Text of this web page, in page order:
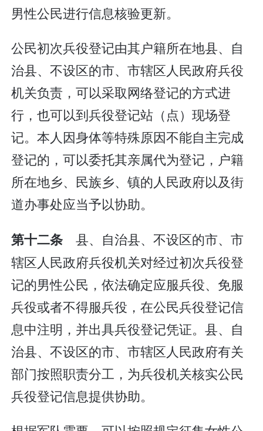
男性公民进行信息核验更新。
公民初次兵役登记由其户籍所在地县、自
治县、不设区的市、市辖区人民政府兵役
机关负责，可以采取网络登记的方式进
行，也可以到兵役登记站（点）现场登
记。本人因身体等特殊原因不能自主完成
登记的，可以委托其亲属代为登记，户籍
所在地乡、民族乡、镇的人民政府以及街
道办事处应当予以协助。
第十二条 县、自治县、不设区的市、市
辖区人民政府兵役机关对经过初次兵役登
记的男性公民，依法确定应服兵役、免服
兵役或者不得服兵役，在公民兵役登记信
息中注明，并出具兵役登记凭证。县、自
治县、不设区的市、市辖区人民政府有关
部门按照职责分工，为兵役机关核实公民
兵役登记信息提供协助。